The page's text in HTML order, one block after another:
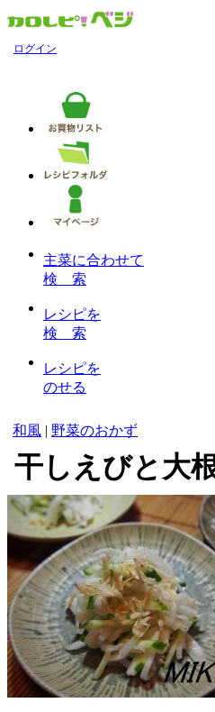
ログイン
主菜に合わせて
検 索
レシピを
検 索
レシピを
のせる
和風 | 野菜のおかず
干しえびと大